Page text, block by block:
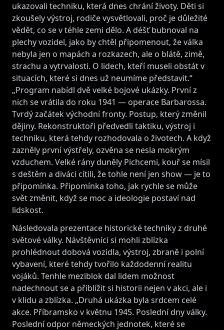
ukazovali techniku, která dnes chrání životy. Děti si
zkoušely výstroj, rodiče vysvětlovali, proč je důležité
vědět, co se v téhle zemi dělo. A déšť bubnoval na
plechy vozidel, jako by chtěl připomenout, že válka
nebyla jen o mapách a rozkazech, ale o blátě, zimě,
strachu a vytrvalosti. O lidech, kteří museli obstát v
situacích, které si dnes už neumíme představit.“
„Program nabídl dvě velké bojové ukázky. První z
nich se vrátila do roku 1941 — operace Barbarossa.
Tvrdý začátek východní fronty. Postup, který změnil
dějiny. Rekonstruktoři předvedli taktiku, výstroj i
techniku, která tehdy rozhodovala o životech. A když
zazněly první výstřely, ozvěna se nesla mokrým
vzduchem. Velké rány duněly Pichcemi, kouř se mísil
s deštěm a diváci cítili, že tohle není jen show — je to
připomínka. Připomínka toho, jak rychle se může
svět změnit, když se moc a ideologie postaví nad
lidskost.
Následovala prezentace historické techniky z druhé
světové války. Návštěvníci si mohli zblízka
prohlédnout dobová vozidla, výstroj, zbraně i polní
vybavení, které tehdy tvořilo každodenní realitu
vojáků. Tenhle meziblok dal lidem možnost
nadechnout se a přiblížit si historii nejen v akci, ale i
v klidu a zblízka. „Druhá ukázka byla srdcem celé
akce. Příbramsko v květnu 1945. Poslední dny války.
Poslední odpor německých jednotek, které se